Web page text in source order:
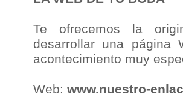
Te ofrecemos la
desarrollar una página
acontecimiento muy
Web: www.nuestro-